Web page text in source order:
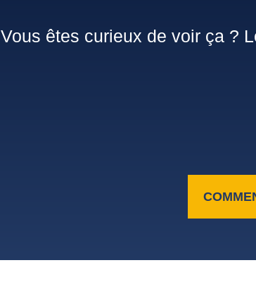
Vous êtes curieux de voir ça ?